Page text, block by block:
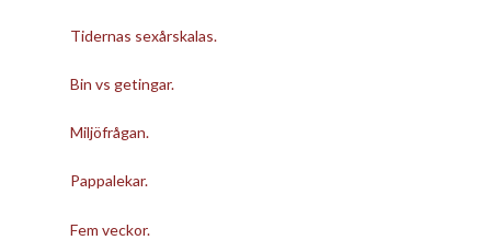
Tidernas sexårskalas.
Bin vs getingar.
Miljöfrågan.
Pappalekar.
Fem veckor.